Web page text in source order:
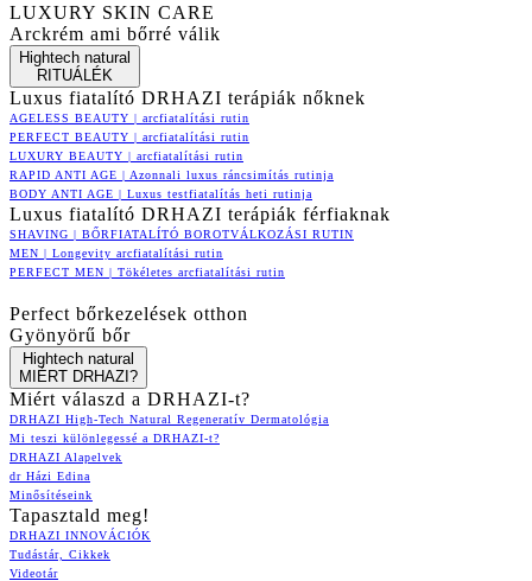
LUXURY SKIN CARE
Arckrém ami bőrré válik
Hightech natural
RITUÁLÉK
Luxus fiatalító DRHAZI terápiák nőknek
AGELESS BEAUTY | arcfiatalítási rutin
PERFECT BEAUTY | arcfiatalítási rutin
LUXURY BEAUTY | arcfiatalítási rutin
RAPID ANTI AGE | Azonnali luxus ráncsimítás rutinja
BODY ANTI AGE | Luxus testfiatalítás heti rutinja
Luxus fiatalító DRHAZI terápiák férfiaknak
SHAVING | BŐRFIATALÍTÓ BOROTVÁLKOZÁSI RUTIN
MEN | Longevity arcfiatalítási rutin
PERFECT MEN | Tökéletes arcfiatalítási rutin
Perfect bőrkezelések otthon
Gyönyörű bőr
Hightech natural
MIÉRT DRHAZI?
Miért válaszd a DRHAZI-t?
DRHAZI High-Tech Natural Regeneratív Dermatológia
Mi teszi különlegessé a DRHAZI-t?
DRHAZI Alapelvek
dr Házi Edina
Minősítéseink
Tapasztald meg!
DRHAZI INNOVÁCIÓK
Tudástár, Cikkek
Videotár